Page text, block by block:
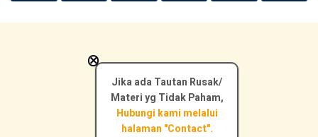
Jika ada Tautan Rusak/
Materi yg Tidak Paham,
Hubungi kami melalui
halaman "Contact".
×